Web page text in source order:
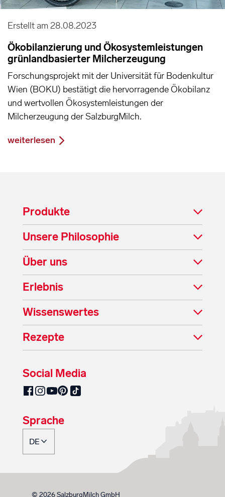
Erstellt am 28.08.2023
Ökobilanzierung und Ökosystemleistungen
grünlandbasierter Milcherzeugung
Forschungsprojekt mit der Universität für Bodenkultur
Wien (BOKU) bestätigt die hervorragende Ökobilanz
und wertvollen Ökosystemleistungen der
Milcherzeugung der SalzburgMilch.
weiterlesen
Produkte
Unsere Philosophie
Über uns
Erlebnis
Wissenswertes
Rezepte
Social Media
SalzburgMilch auf Facebook
SalzburgMilch auf Instagram
SalzburgMilch auf YouTube
SalzburgMilch auf Pinterest
SalzburgMilch auf TikTok
Sprache
© 2026 SalzburgMilch GmbH